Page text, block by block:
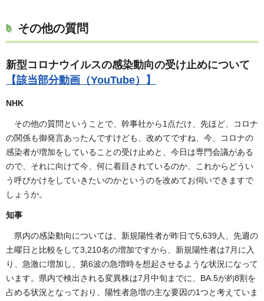
その他の質問
新型コロナウイルスの感染動向の受け止めについて
【該当部分動画（YouTube）】
NHK
その他の質問ということで、幹事社から1点だけ、先ほど、コロナ
の関係も御発言あったんですけども、改めてですね、今、コロナの
感染者が増加をしていることの受け止めと、今日は専門会議がある
ので、それに向けて今、何に着目されているのか、これからどうい
う呼びかけをしていきたいのかというのを改めてお伺いできますで
しょうか。
知事
県内の感染動向については、新規陽性者が昨日で5,639人、先週の
土曜日と比較をして3,210名の増加ですから、新規陽性者は7月に入
り、急激に増加し、第6波の急増時を想起させるような状況になって
います。県内で検出される変異株は7月中旬までに、BA.5が約8割を
占める状況となっており、陽性者急増の主な要因の1つと考えていま